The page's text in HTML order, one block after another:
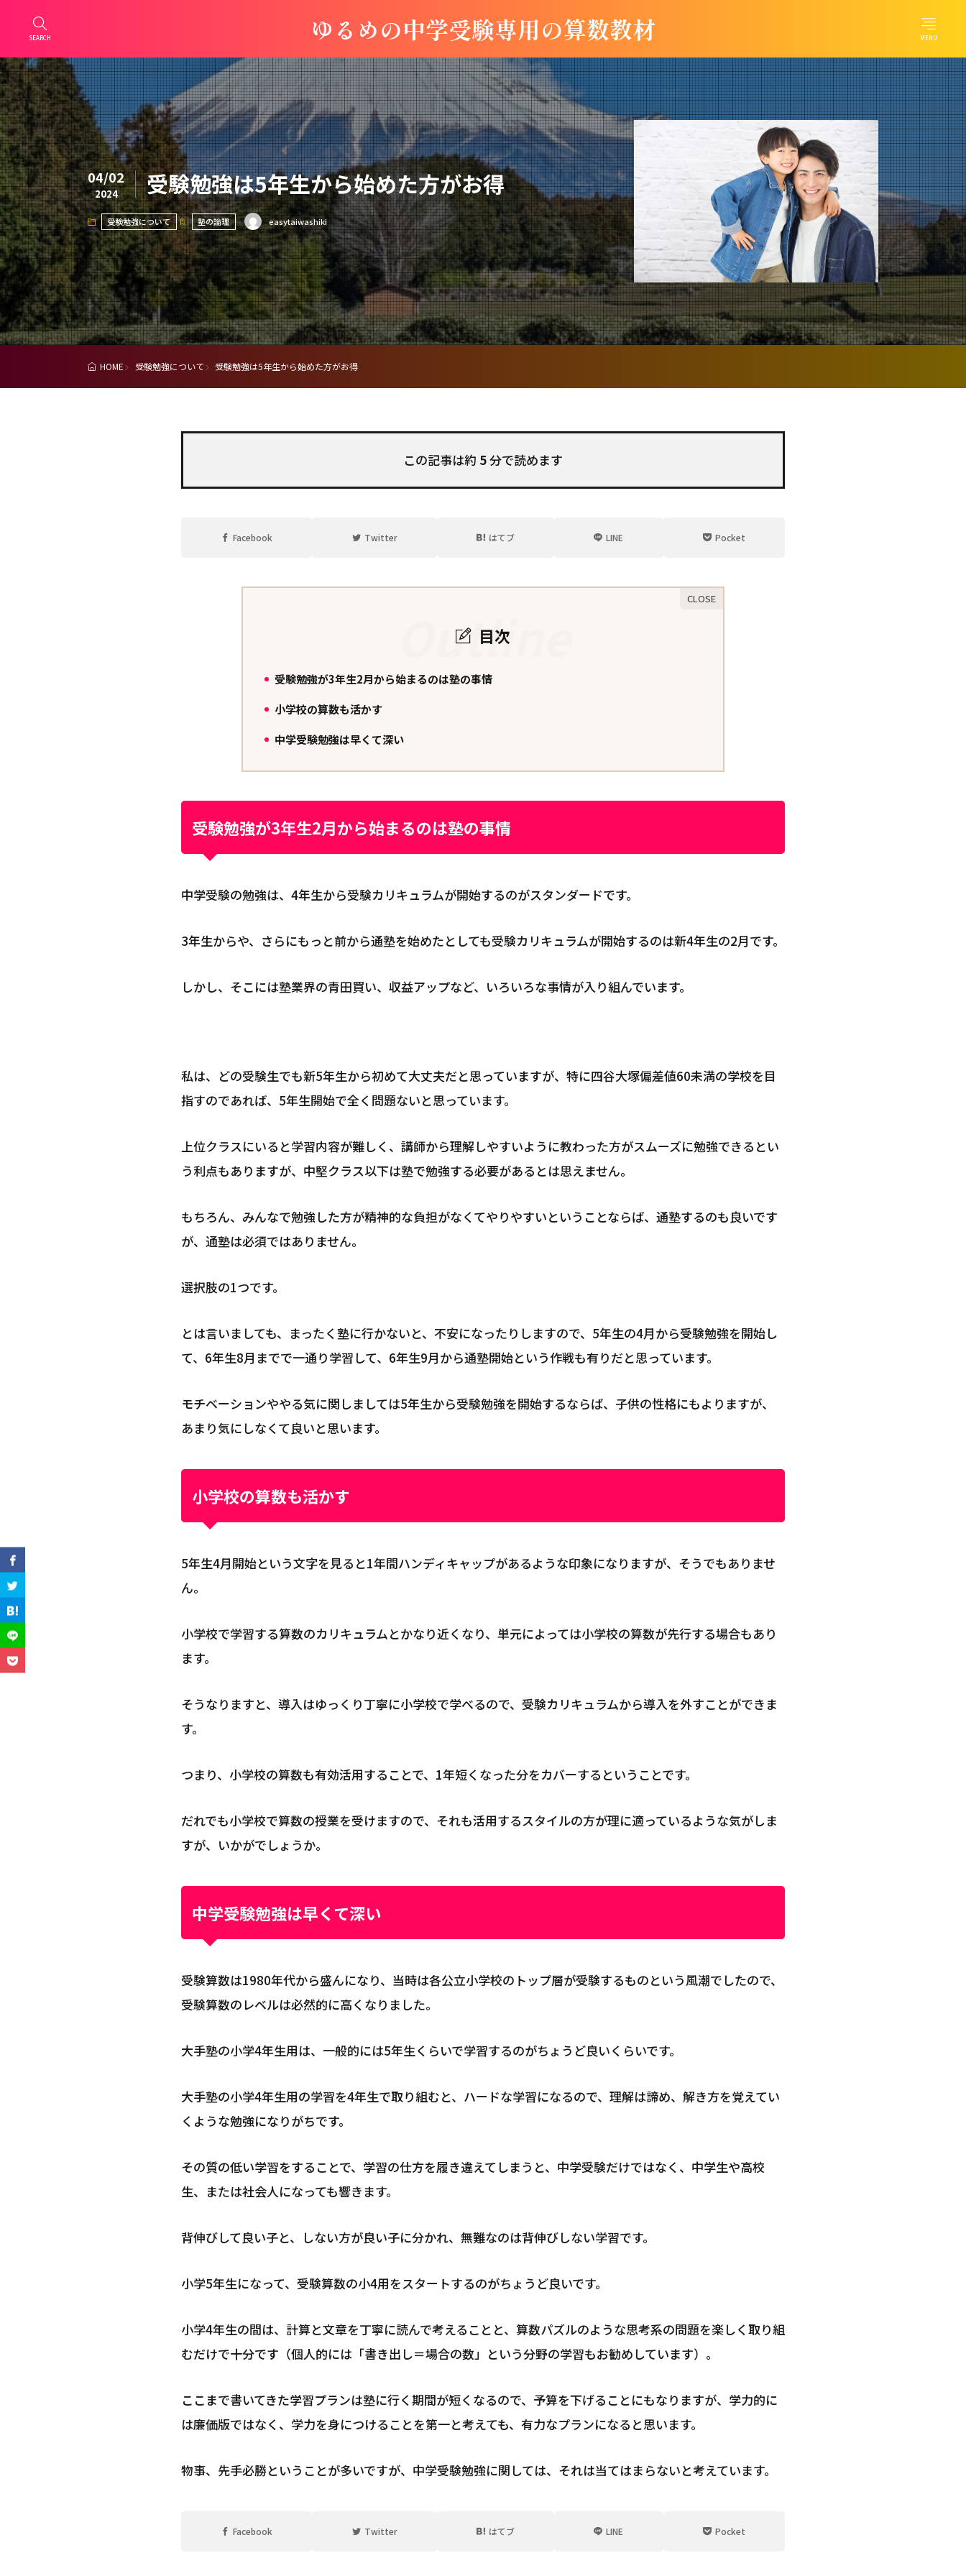
ゆるめの中学受験専用の算数教材
SEARCH MENU
04/02
2024 受験勉強は5年生から始めた方がお得
受験勉強について 塾の論理 easytaiwashiki
HOME 受験勉強について 受験勉強は5年生から始めた方がお得
この記事は約 5分で読めます
Facebook Twitter はてブ LINE Pocket
目次
Outline
1.
受験勉強が3年生2月から始まるのは塾の事情
2.
小学校の算数も活かす
3.
中学受験勉強は早くて深い
受験勉強が3年生2月から始まるのは塾の事情
中学受験の勉強は、4年生から受験カリキュラムが開始するのがスタンダードです。
3年生からや、さらにもっと前から通塾を始めたとしても受験カリキュラムが開始するのは新4年生の2月です。
しかし、そこには塾業界の青田買い、収益アップなど、いろいろな事情が入り組んでいます。
私は、どの受験生でも新5年生から初めて大丈夫だと思っていますが、特に四谷大塚偏差値60未満の学校を目
指すのであれば、5年生開始で全く問題ないと思っています。
上位クラスにいると学習内容が難しく、講師から理解しやすいように教わった方がスムーズに勉強できるとい
う利点もありますが、中堅クラス以下は塾で勉強する必要があるとは思えません。
もちろん、みんなで勉強した方が精神的な負担がなくてやりやすいということならば、通塾するのも良いです
が、通塾は必須ではありません。
選択肢の1つです。
とは言いましても、まったく塾に行かないと、不安になったりしますので、5年生の4月から受験勉強を開始し
て、6年生8月までで一通り学習して、6年生9月から通塾開始という作戦も有りだと思っています。
モチベーションややる気に関しましては5年生から受験勉強を開始するならば、子供の性格にもよりますが、
あまり気にしなくて良いと思います。
小学校の算数も活かす
5年生4月開始という文字を見ると1年間ハンディキャップがあるような印象になりますが、そうでもありませ
ん。
小学校で学習する算数のカリキュラムとかなり近くなり、単元によっては小学校の算数が先行する場合もあり
ます。
そうなりますと、導入はゆっくり丁寧に小学校で学べるので、受験カリキュラムから導入を外すことができま
す。
つまり、小学校の算数も有効活用することで、1年短くなった分をカバーするということです。
だれでも小学校で算数の授業を受けますので、それも活用するスタイルの方が理に適っているような気がしま
すが、いかがでしょうか。
中学受験勉強は早くて深い
受験算数は1980年代から盛んになり、当時は各公立小学校のトップ層が受験するものという風潮でしたので、
受験算数のレベルは必然的に高くなりました。
大手塾の小学4年生用は、一般的には5年生くらいで学習するのがちょうど良いくらいです。
大手塾の小学4年生用の学習を4年生で取り組むと、ハードな学習になるので、理解は諦め、解き方を覚えてい
くような勉強になりがちです。
その質の低い学習をすることで、学習の仕方を履き違えてしまうと、中学受験だけではなく、中学生や高校
生、または社会人になっても響きます。
背伸びして良い子と、しない方が良い子に分かれ、無難なのは背伸びしない学習です。
小学5年生になって、受験算数の小4用をスタートするのがちょうど良いです。
小学4年生の間は、計算と文章を丁寧に読んで考えることと、算数パズルのような思考系の問題を楽しく取り組
むだけで十分です（個人的には「書き出し＝場合の数」という分野の学習もお勧めしています）。
ここまで書いてきた学習プランは塾に行く期間が短くなるので、予算を下げることにもなりますが、学力的に
は廉価版ではなく、学力を身につけることを第一と考えても、有力なプランになると思います。
物事、先手必勝ということが多いですが、中学受験勉強に関しては、それは当てはまらないと考えています。
Facebook Twitter はてブ LINE Pocket